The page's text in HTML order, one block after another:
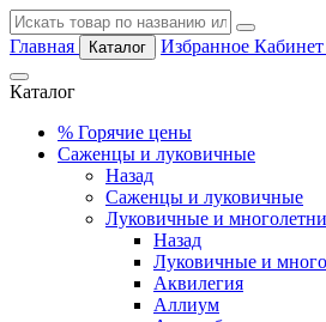
Главная Каталог Избранное Кабинет
Каталог
% Горячие цены
Саженцы и луковичные
Назад
Саженцы и луковичные
Луковичные и
Назад
Луковичные и
Аквилегия
Аллиум